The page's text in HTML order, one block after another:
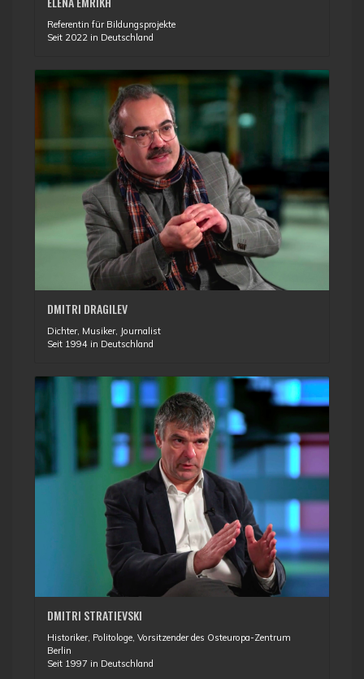
Referentin für Bildungsprojekte
Seit 2022 in Deutschland
DMITRI DRAGILEV
Dichter, Musiker, Journalist
Seit 1994 in Deutschland
DMITRI STRATIEVSKI
Historiker, Politologe, Vorsitzender des Osteuropa-Zentrum
Berlin
Seit 1997 in Deutschland